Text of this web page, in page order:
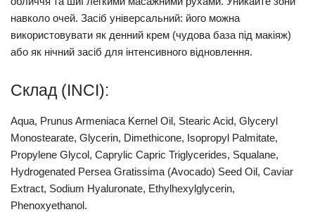
навколо очей. Засіб універсальний: його можна
використовувати як денний крем (чудова база під макіяж)
або як нічний засіб для інтенсивного відновлення.
Склад (INCI):
Aqua, Prunus Armeniaca Kernel Oil, Stearic Acid, Glyceryl
Monostearate, Glycerin, Dimethicone, Isopropyl Palmitate,
Propylene Glycol, Caprylic Capric Triglycerides, Squalane,
Hydrogenated Persea Gratissima (Avocado) Seed Oil, Caviar
Extract, Sodium Hyaluronate, Ethylhexylglycerin,
Phenoxyethanol.